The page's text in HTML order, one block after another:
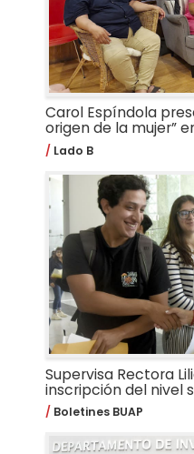
Carol Espíndola
origen de la mujer”
Lado B
Supervisa Rectora
inscripción del nivel
Boletines BUAP